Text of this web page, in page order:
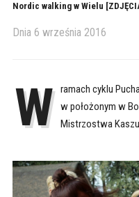
Nordic walking w Wielu
Dnia 6 września 2016
W ramach cyklu
w położonym w
Mistrzostwa